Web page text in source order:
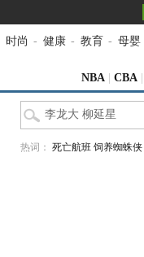
时尚 - 健康 - 教育 - 母婴
NBA CBA
热词： 死亡航班 饲养蜘蛛侠